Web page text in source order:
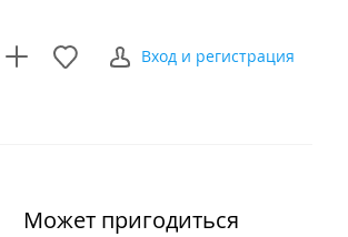
Вход и регистрация
Может пригодиться